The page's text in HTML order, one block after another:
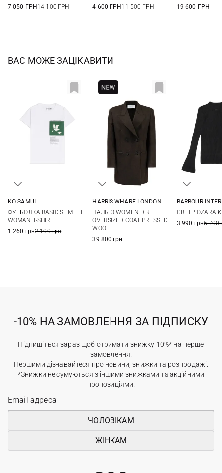
7 050 ГРН14 100 ГРН
4 600 ГРН11 500 ГРН
19 600 ГРН
ВАС МОЖЕ ЗАЦІКАВИТИ
XL
KO SAMUI
ФУТБОЛКА BASIC SLIM FIT
WOMAN T-SHIRT
1 260 грн2 100 грн
HARRIS WHARF LONDON
ПАЛЬТО WOMEN D.B.
OVERSIZED COAT PRESSED
WOOL
39 800 грн
BARBOUR
СВЕТР OZARA
3 990 грн5 700
-10% НА ЗАМОВЛЕННЯ ЗА ПІДПИСКУ
Підпишіться зараз щоб отримати знижку 10%* на перше
замовлення.
Першими дізнавайтеся про новини, знижки та розпродажі.
*Знижки не сумуються з іншими знижками та акційними
пропозиціями.
ЧОЛОВІКАМ
ЖІНКАМ